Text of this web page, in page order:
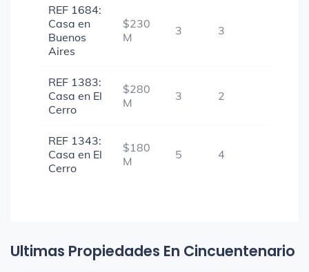
REF 1684:
Casa en
Buenos
Aires
$230
M
3 3
REF 1383:
Casa en El
Cerro
$280
M
3 2
REF 1343:
Casa en El
Cerro
$180
M
5 4
Ultimas Propiedades En Cincuentenario